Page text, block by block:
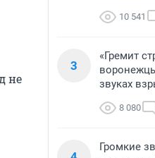
не
10 541
3
«Гремит
звуках
8 080
Громкие